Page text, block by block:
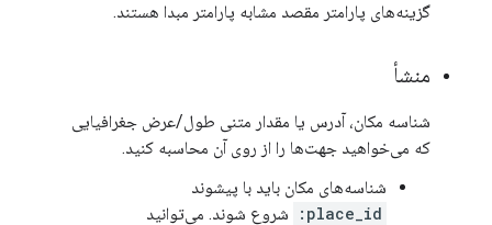
گزینه‌های پارامتر مقصد مشابه پارامتر مبدا هستند.
منشأ
شناسه مکان، آدرس یا مقدار متنی طول/عرض جغرافیایی
که می‌خواهید جهت‌ها را از روی آن محاسبه کنید.
شناسه‌های مکان باید با پیشوند
place_id:
شروع شوند. می‌توانید